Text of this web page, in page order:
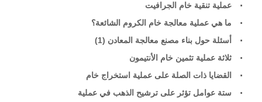
عملية تنقية خام الجرافيت
ما هي عملية معالجة خام الكروم الشائعة؟
أسئلة حول بناء مصنع معالجة المعادن (1)
ثلاثة عملية تثمين خام الأنتيمون
القضايا ذات الصلة على عملية استخراج خام
ستة عوامل تؤثر على ترشيح الذهب في عملية